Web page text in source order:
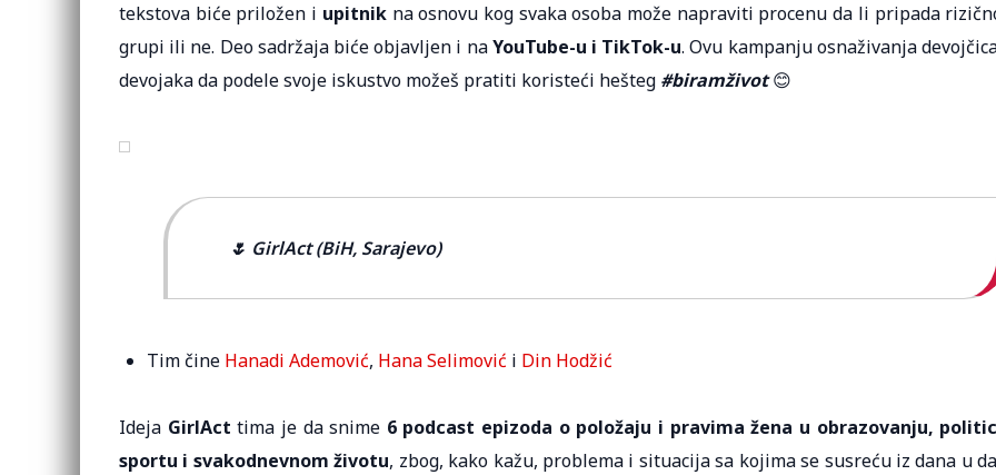
tekstova biće priložen i upitnik na osnovu kog svaka osoba može napraviti procenu da li pripada
grupi ili ne. Deo sadržaja biće objavljen i naYouTube-u i TikTok-u. Ovu kampanju osnaživanja
devojaka da podele svoje iskustvo možeš pratiti koristeći hešteg #biramživot😊
🌷 GirlAct (BiH, Sarajevo)
Tim čine Hanadi Ademović, Hana Selimović i Din Hodžić
Ideja GirlActtima je da snime 6 podcast epizoda o položaju i pravima žena u obrazovanju,
sportu i svakodnevnom životu, zbog, kako kažu, problema i situacija sa kojima se susreću iz dana u